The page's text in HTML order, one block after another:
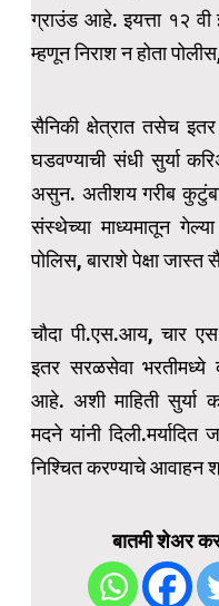
ग्राउंड आहे. इयत्ता १२ वी
म्हणून निराश न होता
सैनिकी क्षेत्रात तसेच
घडवण्याची संधी सुर्या
असुन. अतीशय गरीब
संस्थेच्या माध्यमातून गेल्या
पोलिस, बाराशे पेक्षा जास्त
चौदा पी.एस.आय, चार
इतर सरळसेवा
आहे. अशी माहिती
मदने यांनी
निश्चित करण्याचे आवाहन
बातमी शेअर